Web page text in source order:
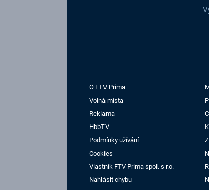
O FTV Prima
Volná místa
Reklama
HbbTV
Podmínky užívání
Cookies
Vlastník FTV Prima spol. s r.o.
Nahlásit chybu